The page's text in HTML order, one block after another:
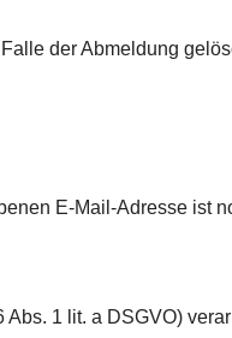
der Abmeldung
E-Mail-Adresse ist
1 lit. a DSGVO)